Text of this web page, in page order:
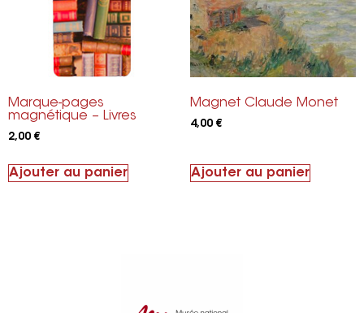
Marque-pages
magnétique – Livres
2,00€
Ajouter au panier
Magnet Claude Monet
4,00€
Ajouter au panier